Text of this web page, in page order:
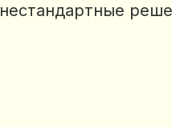
нестандартные